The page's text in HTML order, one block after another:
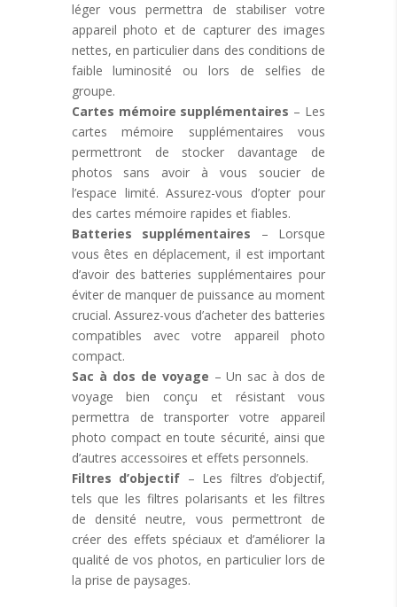
léger vous permettra de stabiliser votre
appareil photo et de capturer des images
nettes, en particulier dans des conditions de
faible luminosité ou lors de selfies de
groupe.
Cartes mémoire supplémentaires – Les
cartes mémoire supplémentaires vous
permettront de stocker davantage de
photos sans avoir à vous soucier de
l’espace limité. Assurez-vous d’opter pour
des cartes mémoire rapides et fiables.
Batteries supplémentaires – Lorsque
vous êtes en déplacement, il est important
d’avoir des batteries supplémentaires pour
éviter de manquer de puissance au moment
crucial. Assurez-vous d’acheter des batteries
compatibles avec votre appareil photo
compact.
Sac à dos de voyage – Un sac à dos de
voyage bien conçu et résistant vous
permettra de transporter votre appareil
photo compact en toute sécurité, ainsi que
d’autres accessoires et effets personnels.
Filtres d’objectif – Les filtres d’objectif,
tels que les filtres polarisants et les filtres
de densité neutre, vous permettront de
créer des effets spéciaux et d’améliorer la
qualité de vos photos, en particulier lors de
la prise de paysages.